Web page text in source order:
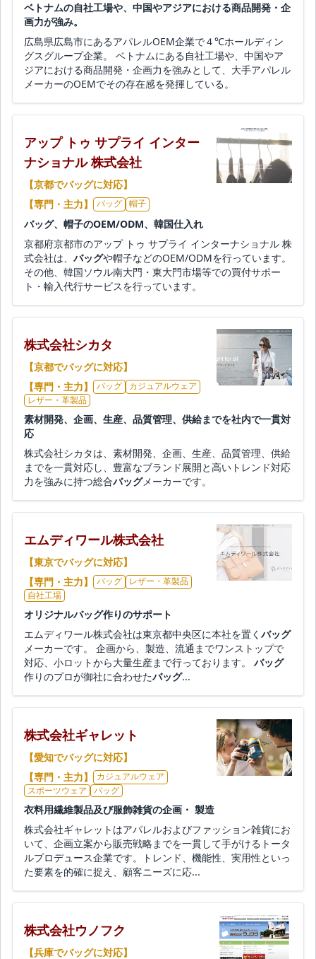
ベトナムの自社工場や、中国やアジアにおける商品開発・企
画力が強み。
広島県広島市にあるアパレルOEM企業で４℃ホールディン
グスグループ企業。 ベトナムにある自社工場や、中国やア
ジアにおける商品開発・企画力を強みとして、大手アパレル
メーカーのOEMでその存在感を発揮している。
アップ トゥ サプライ インター
ナショナル 株式会社
【京都でバッグに対応】
【専門・主力】
バッグ 帽子
バッグ、帽子のOEM/ODM、韓国仕入れ
京都府京都市のアップ トゥ サプライ インターナショナル 株
式会社は、 バッグや帽子などのOEM/ODMを行っています。
その他、韓国ソウル南大門・東大門市場等での買付サポー
ト・輸入代行サービスを行っています。
株式会社シカタ
【京都でバッグに対応】
【専門・主力】
バッグ
カジュアルウェア
レザー・革製品
素材開発、企画、生産、品質管理、供給までを社内で一貫対
応
株式会社シカタは、素材開発、企画、生産、品質管理、供給
までを一貫対応し、豊富なブランド展開と高いトレンド対応
力を強みに持つ総合バッグメーカーです。
エムディワール株式会社
【東京でバッグに対応】
【専門・主力】
バッグ
レザー・革製品
自社工場
オリジナルバッグ作りのサポート
エムディワール株式会社は東京都中央区に本社を置く バッグ
メーカーです。 企画から、製造、流通までワンストップで
対応、小ロットから大量生産まで行っております。 バッグ
作りのプロが御社に合わせたバッグ...
株式会社ギャレット
【愛知でバッグに対応】
【専門・主力】
カジュアルウェア
スポーツウェア
バッグ
衣料用繊維製品及び服飾雑貨の企画・ 製造
株式会社ギャレットはアパレルおよびファッション雑貨にお
いて、企画立案から販売戦略までを一貫して手がけるトータ
ルプロデュース企業です。トレンド、機能性、実用性といっ
た要素を的確に捉え、顧客ニーズに応...
株式会社ウノフク
【兵庫でバッグに対応】